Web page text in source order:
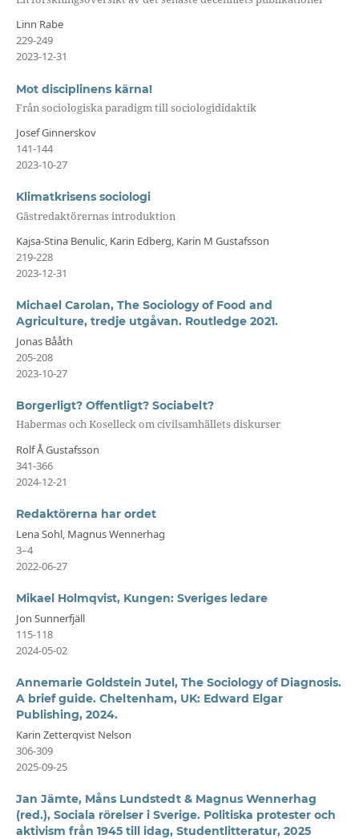
Linn Rabe
229-249
2023-12-31
Mot disciplinens kärna!
Från sociologiska paradigm till sociologididaktik
Josef Ginnerskov
141-144
2023-10-27
Klimatkrisens sociologi
Gästredaktörernas introduktion
Kajsa-Stina Benulic, Karin Edberg, Karin M Gustafsson
219-228
2023-12-31
Michael Carolan, The Sociology of Food and
Agriculture, tredje utgåvan. Routledge 2021.
Jonas Bååth
205-208
2023-10-27
Borgerligt? Offentligt? Sociabelt?
Habermas och Koselleck om civilsamhällets diskurser
Rolf Å Gustafsson
341-366
2024-12-21
Redaktörerna har ordet
Lena Sohl, Magnus Wennerhag
3–4
2022-06-27
Mikael Holmqvist, Kungen: Sveriges ledare
Jon Sunnerfjäll
115-118
2024-05-02
Annemarie Goldstein Jutel, The Sociology of Diagnosis.
A brief guide. Cheltenham, UK: Edward Elgar
Publishing, 2024.
Karin Zetterqvist Nelson
306-309
2025-09-25
Jan Jämte, Måns Lundstedt & Magnus Wennerhag
(red.), Sociala rörelser i Sverige. Politiska protester och
aktivism från 1945 till idag, Studentlitteratur, 2025